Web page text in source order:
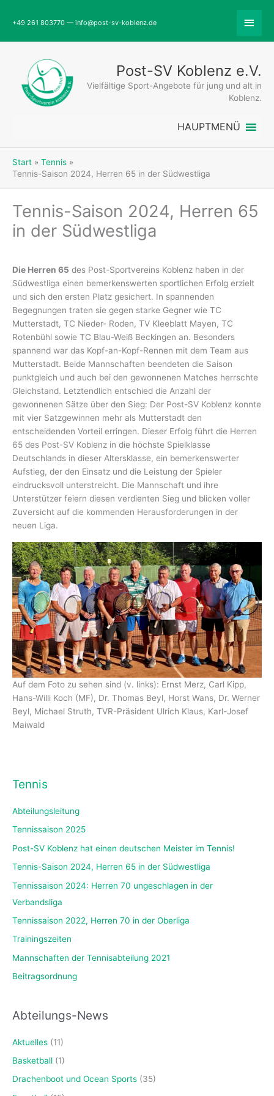
Inhalt+49 261 803770 — info@post-sv-koblenz.de
Post-SV Koblenz e.V.
Vielfältige Sport-Angebote für jung und alt in
Koblenz.
HAUPTMENÜ
Start
Tennis
Tennis-Saison 2024, Herren 65 in der Südwestliga
Tennis-Saison 2024, Herren 65
in der Südwestliga
Die Herren 65 des Post-Sportvereins Koblenz haben in der
Südwestliga einen bemerkenswerten sportlichen Erfolg erzielt
und sich den ersten Platz gesichert. In spannenden
Begegnungen traten sie gegen starke Gegner wie TC
Mutterstadt, TC Nieder- Roden, TV Kleeblatt Mayen, TC
Rotenbühl sowie TC Blau-Weiß Beckingen an. Besonders
spannend war das Kopf-an-Kopf-Rennen mit dem Team aus
Mutterstadt. Beide Mannschaften beendeten die Saison
punktgleich und auch bei den gewonnenen Matches herrschte
Gleichstand. Letztendlich entschied die Anzahl der
gewonnenen Sätze über den Sieg: Der Post-SV Koblenz konnte
mit vier Satzgewinnen mehr als Mutterstadt den
entscheidenden Vorteil erringen. Dieser Erfolg führt die Herren
65 des Post-SV Koblenz in die höchste Spielklasse
Deutschlands in dieser Altersklasse, ein bemerkenswerter
Aufstieg, der den Einsatz und die Leistung der Spieler
eindrucksvoll unterstreicht. Die Mannschaft und ihre
Unterstützer feiern diesen verdienten Sieg und blicken voller
Zuversicht auf die kommenden Herausforderungen in der
neuen Liga.
Auf dem Foto zu sehen sind (v. links): Ernst Merz, Carl Kipp,
Hans-Willi Koch (MF), Dr. Thomas Beyl, Horst Wans, Dr. Werner
Beyl, Michael Struth, TVR-Präsident Ulrich Klaus, Karl-Josef
Maiwald
Tennis
Abteilungsleitung
Tennissaison 2025
Post-SV Koblenz hat einen deutschen Meister im Tennis!
Tennis-Saison 2024, Herren 65 in der Südwestliga
Tennissaison 2024: Herren 70 ungeschlagen in der
Verbandsliga
Tennissaison 2022, Herren 70 in der Oberliga
Trainingszeiten
Mannschaften der Tennisabteilung 2021
Beitragsordnung
Abteilungs-News
Aktuelles (11)
Basketball (1)
Drachenboot und Ocean Sports (35)